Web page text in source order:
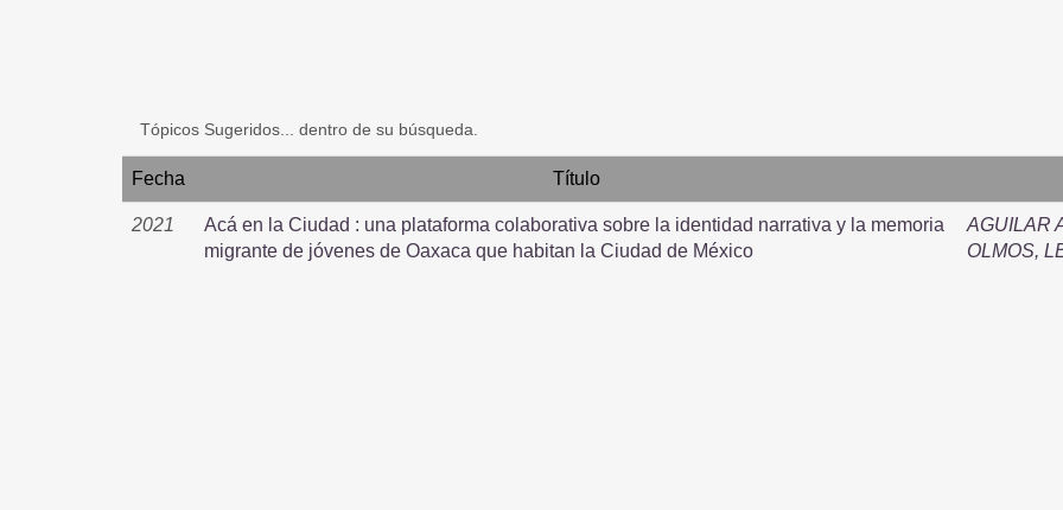
Tópicos Sugeridos... dentro de su búsqueda.
Fecha Título
2021
Acá en la Ciudad : una plataforma colaborativa sobre la identidad narrativa y la memoria
migrante de jóvenes de Oaxaca que habitan la Ciudad de México
AGUILAR
OLMOS,